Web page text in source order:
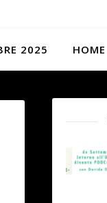
2025 HOME